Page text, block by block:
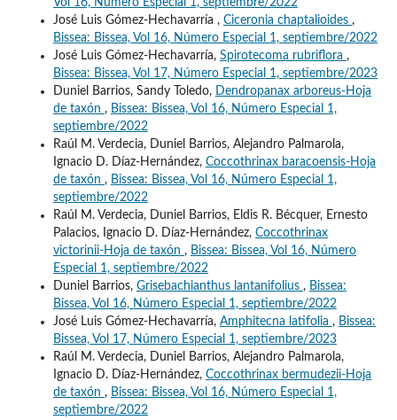
José Luis Gómez-Hechavarría , Ciceronia chaptalioides ,
Bissea: Bissea, Vol 16, Número Especial 1, septiembre/2022
José Luis Gómez-Hechavarría, Spirotecoma rubriflora ,
Bissea: Bissea, Vol 17, Número Especial 1, septiembre/2023
Duniel Barrios, Sandy Toledo,
Dendropanax arboreus-Hoja
de taxón , Bissea: Bissea, Vol 16, Número Especial 1,
septiembre/2022
Raúl M. Verdecia, Duniel Barrios, Alejandro Palmarola,
Ignacio D. Díaz-Hernández, Coccothrinax baracoensis-Hoja
de taxón , Bissea: Bissea, Vol 16, Número Especial 1,
septiembre/2022
Raúl M. Verdecia, Duniel Barrios, Eldis R. Bécquer, Ernesto
Palacios, Ignacio D. Díaz-Hernández, Coccothrinax
victorinii-Hoja de taxón , Bissea: Bissea, Vol 16, Número
Especial 1, septiembre/2022
Duniel Barrios, Grisebachianthus lantanifolius , Bissea:
Bissea, Vol 16, Número Especial 1, septiembre/2022
José Luis Gómez-Hechavarría, Amphitecna latifolia , Bissea:
Bissea, Vol 17, Número Especial 1, septiembre/2023
Raúl M. Verdecia, Duniel Barrios, Alejandro Palmarola,
Ignacio D. Díaz-Hernández, Coccothrinax bermudezii-Hoja
de taxón , Bissea: Bissea, Vol 16, Número Especial 1,
septiembre/2022